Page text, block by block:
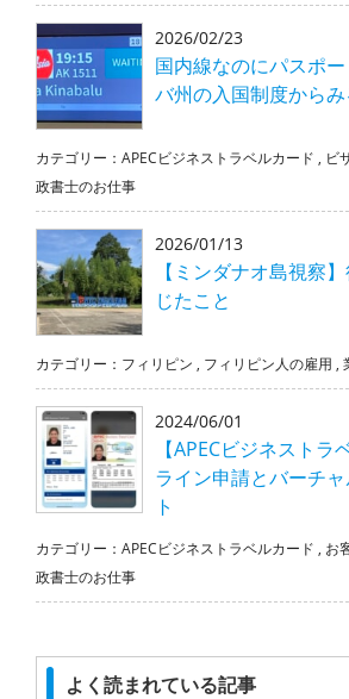
2026/02/23
国内線なのにパスポ
バ州の入国制度から
カテゴリー： APECビジネストラベルカード , ビ
政書士のお仕事
2026/01/13
【ミンダナオ島視察
じたこと
カテゴリー： フィリピン , フィリピン人の雇用 ,
2024/06/01
【APECビジネスト
ライン申請とバーチ
ト
カテゴリー： APECビジネストラベルカード , お
政書士のお仕事
よく読まれている記事